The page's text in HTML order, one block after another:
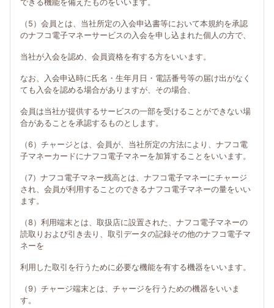
できる機能を備えたものをいいます。
（5）会員とは、当社所定の入会申込書等において本規約を承認
のナフコ電子マネーサービスの入会を申し込まれた個人の方で、
当社が入会を認め、会員資格を有する方をいいます。
なお、入会申込時に氏名・生年月日・電話番号等の届け出がなく
ても入会を認める場合がありますが、その場合、
会員は当社が提供するサービスの一部を受けることができない場
合があることを承認するものとします。
（6）チャージとは、会員が、当社所定の方法により、ナフコ電
子マネーカードにナフコ電子マネーを加算することをいいます。
（7）ナフコ電子マネー残高とは、ナフコ電子マネーにチャージ
され、会員が利用することのできるナフコ電子マネーの量をいい
ます。
（8）利用端末とは、取扱店に設置された、ナフコ電子マネーの
読取りおよび引き去り、取引データの記録その他のナフコ電子マ
ネーを
利用した取引を行うために必要な機能を有する機器をいいます。
（9）チャージ端末とは、チャージを行うための機器をいいま
す。